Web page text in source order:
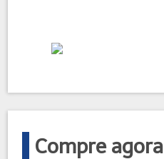
Compre agora